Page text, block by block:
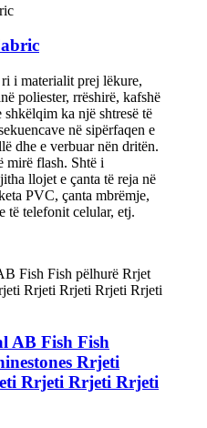
i materialit prej lëkure,
poliester, rrëshirë, kafshë
ka një shtresë të
në sipërfaqen e
dhe e verbuar nën dritën.
mirë flash. Shtë i
llojet e çanta të reja në
PVC, çanta mbrëmje,
të telefonit celular, etj.
AB Fish Fish
Rrjeti
Rrjeti Rrjeti Rrjeti